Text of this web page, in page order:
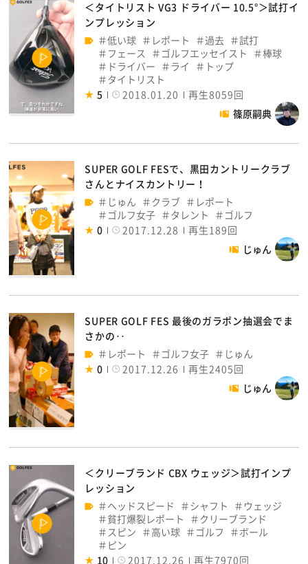
＜タイトリスト VG3 ドライバー 10.5°＞試打イ
ンプレッション
低い球
レポート 過去
試打
フェース
ゴルフエッセイスト
棒球
ドライバー
ライ
トップ
タイトリスト
5
2018.01.20
再生8059回
篠原嗣典
SUPER GOLF FESで、黒田カントリークラブ
さんとナイスカントリー！
じゅん
クラブ
レポート
ゴルフ女子
タレント
ゴルフ
0
2017.12.28
再生189回
じゅん
SUPER GOLF FES 最後のガラポン抽選会でま
さかの‥
レポート
ゴルフ女子
じゅん
0
2017.12.26
再生2405回
じゅん
＜クリーブランド CBX ウェッジ＞試打インプ
レッション
ヘッドスピード
シャフト
ウェッジ
貧打爆裂レポート
クリーブランド
スピン
高い球 ゴルフ
ボール
ピン
10
2017.12.26
再生7970回